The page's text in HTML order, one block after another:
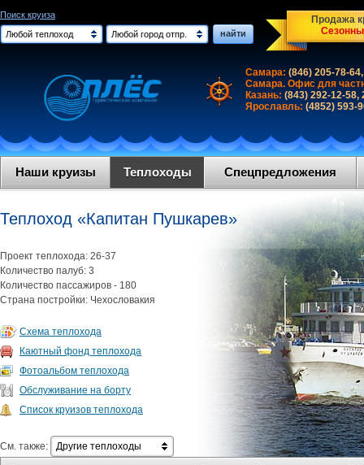
Поиск круиза
Любой теплоход
Любой город отпр. найти
Продажа
Самара: (846) 205-78-
Самара. Офис для
Казань: (843) 292-12-58,
Ярославль: (4852) 593-
Наши круизы Теплоходы Спецпредложения
Теплоход «Капитан Пушкарев»
Проект теплохода: 26-37
Количество палуб: 3
Количество пассажиров - 180
Страна постройки: Чехословакия
Схема теплохода
Каютный фонд теплохода
Фотоальбом теплохода
Обслуживание на борту
Список круизов теплохода
См. также: Другие теплоходы